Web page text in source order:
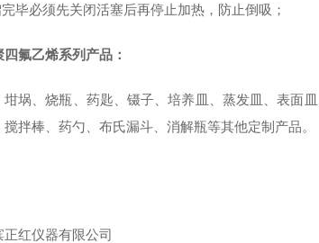
毕必须先关闭活塞后再停止加热，防止倒吸 ；
氟乙烯系列产品：
坩埚、烧瓶、药匙、镊子、培养皿、蒸发皿、表面
搅拌棒、药勺、布氏漏斗、消解瓶等其他定制产品。
正红仪器有限公司